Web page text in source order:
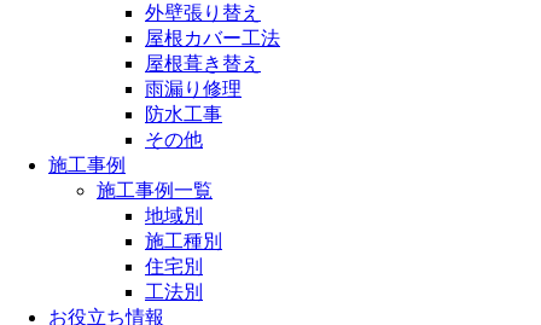
外壁張り替え
屋根カバー工法
屋根葺き替え
雨漏り修理
防水工事
その他
施工事例
施工事例一覧
地域別
施工種別
住宅別
工法別
お役立ち情報